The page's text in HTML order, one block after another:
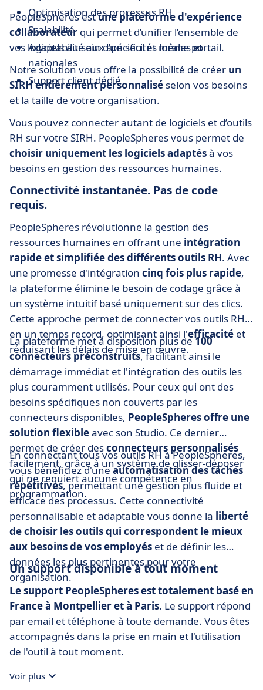
Optimisation des processus RH
Scalabilité
Adaptabilité aux spécificités locales et
nationales
Support client dédié
PeopleSpheres estune plateforme d'expérience
collaborateur qui permet d’unifier l’ensemble de
vos logiciels au sein d’un seul et même portail.
Notre solution vous offre la possibilité de créer un
SIRH entièrement personnalisé selon vos besoins
et la taille de votre organisation.
Vous pouvez connecter autant de logiciels et d’outils
RH sur votre SIRH. PeopleSpheres vous permet de
choisir uniquement les logiciels adaptésà vos
besoins en gestion des ressources humaines.
Connectivité instantanée. Pas de code
requis.
PeopleSpheres révolutionne la gestion des
ressources humaines en offrant une intégration
rapide et simplifiée des différents outils RH. Avec
une promesse d'intégration cinq fois plus rapide,
la plateforme élimine le besoin de codage grâce à
un système intuitif basé uniquement sur des clics.
Cette approche permet de connecter vos outils RH
en un temps record, optimisant ainsi l'efficacité et
réduisant les délais de mise en œuvre.
La plateforme met à disposition plus de100
connecteurs préconstruits, facilitant ainsi le
démarrage immédiat et l'intégration des outils les
plus couramment utilisés. Pour ceux qui ont des
besoins spécifiques non couverts par les
connecteurs disponibles, PeopleSpheres offre une
solution flexibleavec son Studio. Ce dernier
permet de créer desconnecteurs personnalisés
facilement, grâce à un système de glisser-déposer
qui ne requiert aucune compétence en
programmation.
En connectant tous vos outils RH à PeopleSpheres,
vous bénéficiez d'uneautomatisation des tâches
répétitives, permettant une gestion plus fluide et
efficace des processus. Cette connectivité
personnalisable et adaptable vous donne la liberté
de choisir les outils qui correspondent le mieux
aux besoins de vos employés et de définir les
données les plus pertinentes pour votre
organisation.
Un support disponible à tout moment
Le support PeopleSpheres est totalement basé en
France à Montpellier et à Paris. Le support répond
par email et téléphone à toute demande. Vous êtes
accompagnés dans la prise en main et l'utilisation
de l'outil à tout moment.
Voir plus